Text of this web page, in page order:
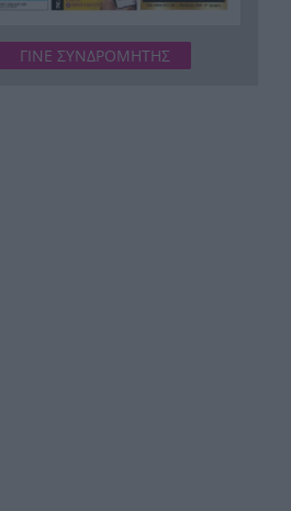
ώρα που άνοιξε νέο κρατήρα
Ο Λάκης Γαβαλάς έγινε 74 και
ΓΙΝΕ ΣΥΝΔΡΟΜΗΤΗΣ